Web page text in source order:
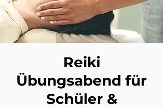
Reiki
Übungsabend für
Schüler &